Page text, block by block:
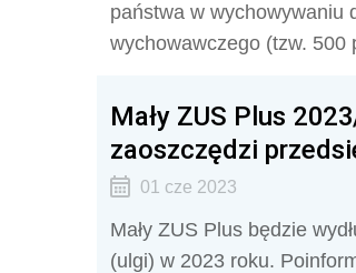
państwa w wychowywaniu
wychowawczego (tzw. 500
Mały ZUS Plus
zaoszczędzi
01 cze 2023
Mały ZUS Plus będzie
(ulgi) w 2023 roku.